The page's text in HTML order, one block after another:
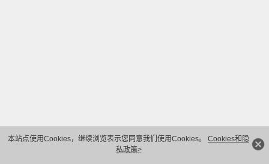
本站点使用Cookies，继续浏览表示您同意我们使用Cookies。 Cookies和隐
私政策>